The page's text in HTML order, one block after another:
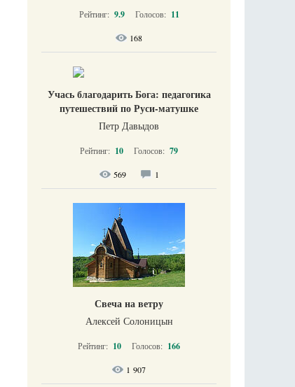
Рейтинг: 9.9 Голосов: 11
168
Учась благодарить Бога: педагогика
путешествий по Руси-матушке
Петр Давыдов
Рейтинг: 10 Голосов: 79
569 1
Свеча на ветру
Алексей Солоницын
Рейтинг: 10 Голосов: 166
1 907